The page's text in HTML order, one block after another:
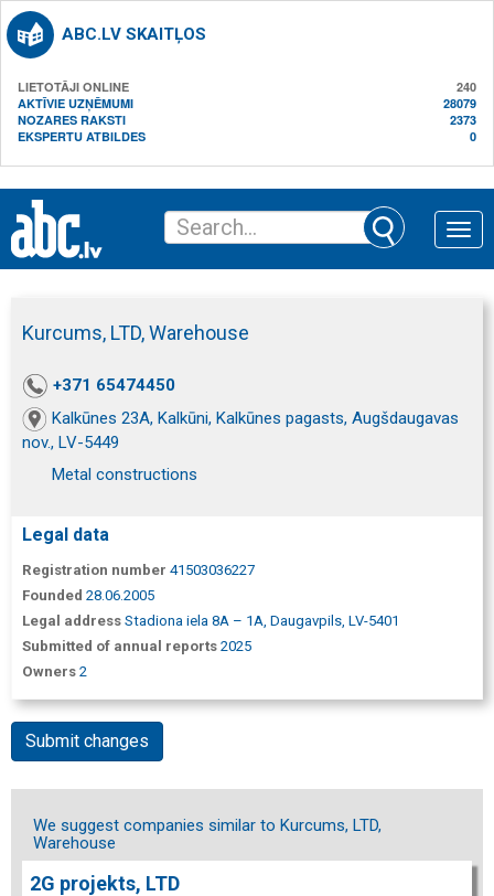
ABC.LV SKAITĻOS
LIETOTĀJI ONLINE
240
AKTĪVIE UZŅĒMUMI
28079
NOZARES RAKSTI
2373
EKSPERTU ATBILDES
0
Toggle
Kurcums, LTD, Warehouse
+371 65474450
Kalkūnes 23A, Kalkūni, Kalkūnes pagasts, Augšdaugavas
nov., LV-5449
Metal constructions
Legal data
Registration number 41503036227
Founded 28.06.2005
Legal address Stadiona iela 8A – 1A, Daugavpils, LV-5401
Submitted of annual reports 2025
Owners 2
Submit changes
We suggest companies similar to Kurcums, LTD,
Warehouse
2G projekts, LTD